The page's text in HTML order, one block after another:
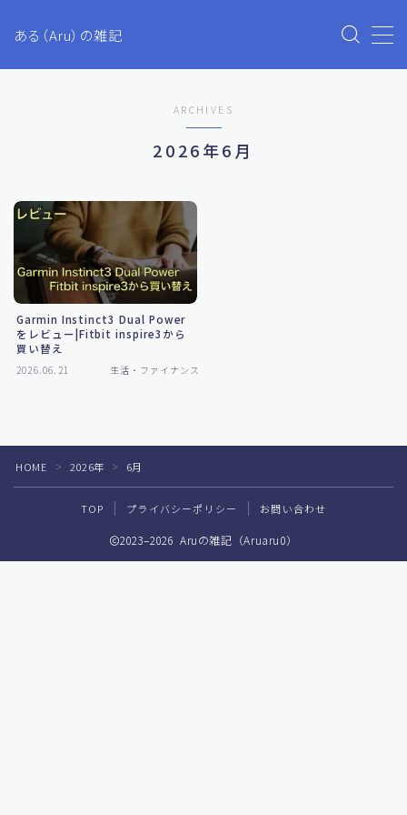
ある（Aru）の雑記
MENU
お問い合わせ
生活・ファイナンス
ETC
ARCHIVES
2026年6月
Garmin Instinct3 Dual Power
をレビュー|Fitbit inspire3から
買い替え
2026.06.21 生活・ファイナンス
HOME ＞ 2026年 ＞ 6月
TOP プライバシーポリシー お問い合わせ
2023–2026 Aruの雑記（Aruaru0）